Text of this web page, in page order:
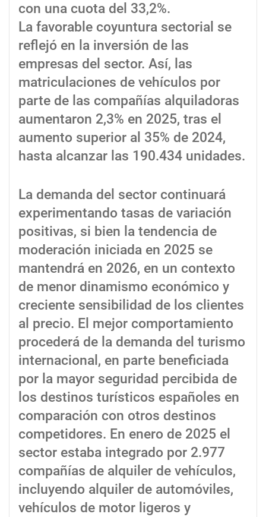
con una cuota del 33,2%.
La favorable coyuntura sectorial se
reflejó en la inversión de las
empresas del sector. Así, las
matriculaciones de vehículos por
parte de las compañías alquiladoras
aumentaron 2,3% en 2025, tras el
aumento superior al 35% de 2024,
hasta alcanzar las 190.434 unidades.
La demanda del sector continuará
experimentando tasas de variación
positivas, si bien la tendencia de
moderación iniciada en 2025 se
mantendrá en 2026, en un contexto
de menor dinamismo económico y
creciente sensibilidad de los clientes
al precio. El mejor comportamiento
procederá de la demanda del turismo
internacional, en parte beneficiada
por la mayor seguridad percibida de
los destinos turísticos españoles en
comparación con otros destinos
competidores. En enero de 2025 el
sector estaba integrado por 2.977
compañías de alquiler de vehículos,
incluyendo alquiler de automóviles,
vehículos de motor ligeros y